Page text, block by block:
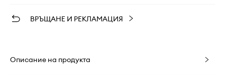
ВРЪЩАНЕ И РЕКЛАМАЦИЯ
Описание на продукта